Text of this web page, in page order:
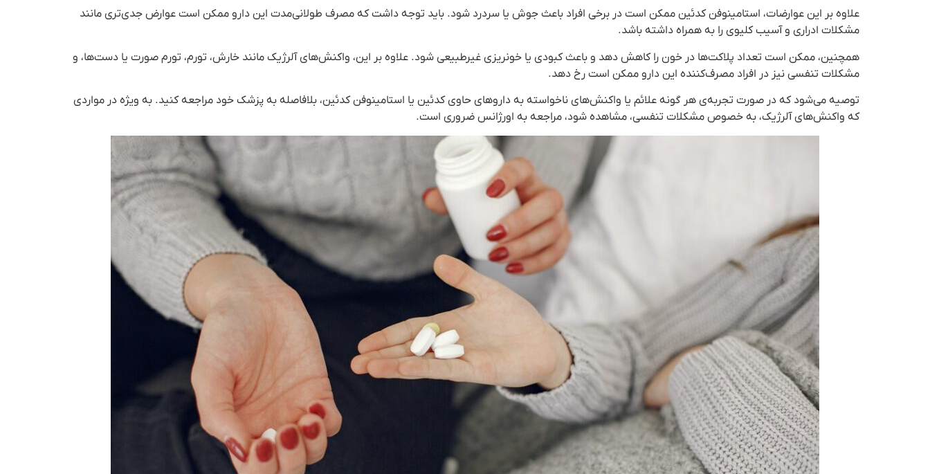
علاوه بر این عوارضات، استامینوفن کدئین ممکن است در برخی افراد باعث جوش یا سردرد شود. باید توجه داشت که مصرف طولانی‌مدت این دارو ممکن است عوارض جدی‌تری مانند
مشکلات ادراری و آسیب کلیوی را به همراه داشته باشد.
همچنین، ممکن است تعداد پلاکت‌ها در خون را کاهش دهد و باعث کبودی یا خونریزی غیرطبیعی شود. علاوه بر این، واکنش‌های آلرژیک مانند خارش، تورم، تورم صورت یا دست‌ها، و
مشکلات تنفسی نیز در افراد مصرف‌کننده این دارو ممکن است رخ دهد.
توصیه می‌شود که در صورت تجربه‌ی هر گونه علائم یا واکنش‌های ناخواسته به داروهای حاوی کدئین یا استامینوفن کدئین، بلافاصله به پزشک خود مراجعه کنید. به ویژه در مواردی
که واکنش‌های آلرژیک، به خصوص مشکلات تنفسی، مشاهده شود، مراجعه به اورژانس ضروری است.